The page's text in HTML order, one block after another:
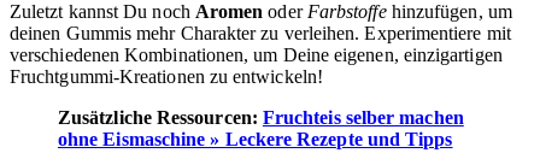
Zuletzt kannst Du noch Aromen oder Farbstoffehinzufügen, um
deinen Gummis mehr Charakter zu verleihen. Experimentiere mit
verschiedenen Kombinationen, um Deine eigenen, einzigartigen
Fruchtgummi-Kreationen zu entwickeln!
Zusätzliche Ressourcen: Fruchteis selber machen
ohne Eismaschine » Leckere Rezepte und Tipps